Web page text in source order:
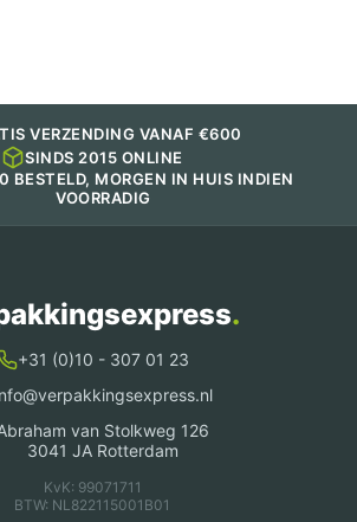
VERZENDING VANAF €600
SINDS 2015 ONLINE
BESTELD, MORGEN IN HUIS INDIEN
VOORRADIG
.
+31 (0)10 - 307 01 23
van Stolkweg 126
3041 JA Rotterdam
KvK: 99071711
BTW: NL822115001B01